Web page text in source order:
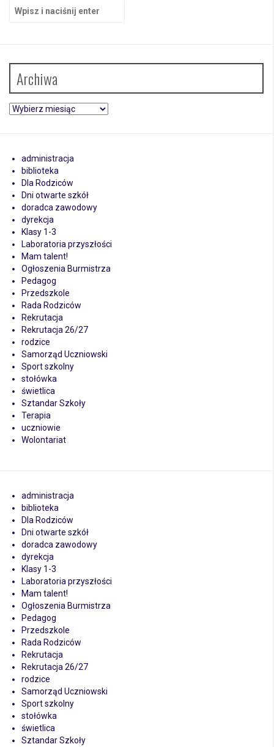
Archiwa
Archiwa
administracja
biblioteka
Dla Rodziców
Dni otwarte szkół
doradca zawodowy
dyrekcja
Klasy 1-3
Laboratoria przyszłości
Mam talent!
Ogłoszenia Burmistrza
Pedagog
Przedszkole
Rada Rodziców
Rekrutacja
Rekrutacja 26/27
rodzice
Samorząd Uczniowski
Sport szkolny
stołówka
świetlica
Sztandar Szkoły
Terapia
uczniowie
Wolontariat
administracja
biblioteka
Dla Rodziców
Dni otwarte szkół
doradca zawodowy
dyrekcja
Klasy 1-3
Laboratoria przyszłości
Mam talent!
Ogłoszenia Burmistrza
Pedagog
Przedszkole
Rada Rodziców
Rekrutacja
Rekrutacja 26/27
rodzice
Samorząd Uczniowski
Sport szkolny
stołówka
świetlica
Sztandar Szkoły